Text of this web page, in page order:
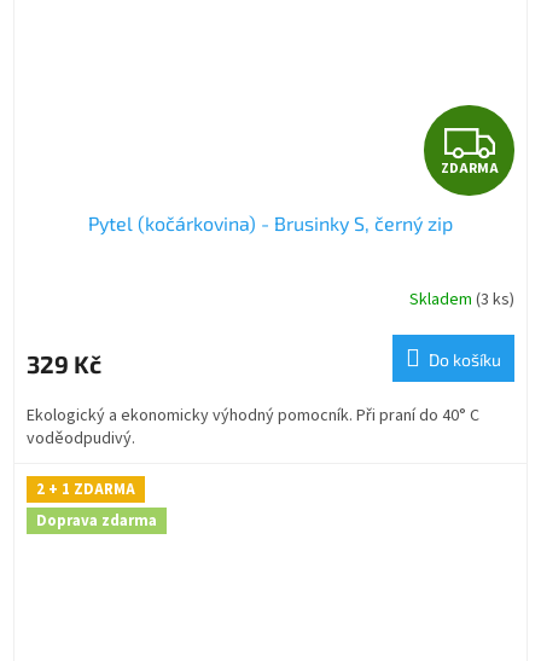
Z
D
R
M
A
ZDARMA
Pytel (kočárkovina) - Brusinky S, černý zip
Skladem (3 ks)
329 Kč Do košíku
Ekologický a ekonomicky výhodný pomocník. Při praní do 40° C
voděodpudivý.
2 + 1 ZDARMA
Doprava zdarma